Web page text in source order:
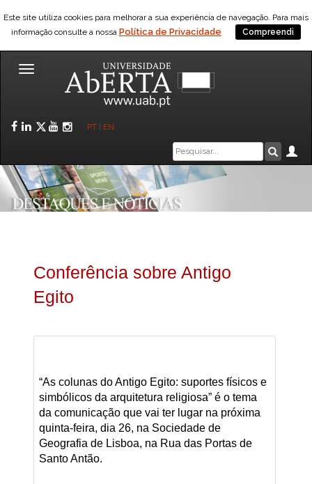
Este site utiliza cookies para melhorar a sua experiência de navegação. Para mais
informação consulte a nossa Política de Privacidade Compreendi
Toggle
Facebook
LinkedIn
Twitter
YouTube
Instagram
PT EN
Caixa
de
pesquisa
Conferência sobre Antigo
Egito
“As colunas do Antigo Egito: suportes físicos e
simbólicos da arquitetura religiosa” é o tema
da comunicação que vai ter lugar na próxima
quinta-feira, dia 26, na Sociedade de
Geografia de Lisboa, na Rua das Portas de
Santo Antão.